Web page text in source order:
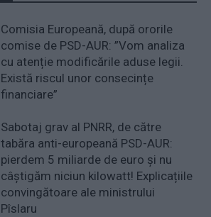
Comisia Europeană, după ororile
comise de PSD-AUR: ”Vom analiza
cu atenție modificările aduse legii.
Există riscul unor consecințe
financiare”
Sabotaj grav al PNRR, de către
tabăra anti-europeană PSD-AUR:
pierdem 5 miliarde de euro și nu
câștigăm niciun kilowatt! Explicațiile
convingătoare ale ministrului
Pîslaru